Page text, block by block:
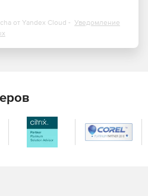
от Yandex Cloud - Уведомление